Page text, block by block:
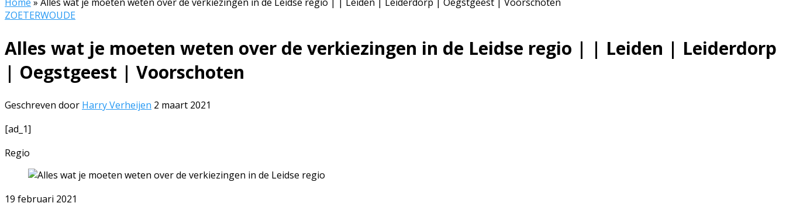
ZOETERWOUDE
Alles wat je moeten weten over de verkiezingen in de Leidse regio | | Leiden | Leiderdorp
| Oegstgeest | Voorschoten
Geschreven door Harry Verheijen 2 maart 2021
[ad_1]
Regio
19 februari 2021